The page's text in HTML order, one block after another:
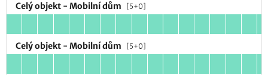
Celý objekt - Mobilní dům [5+0]
Celý objekt - Mobilní dům [5+0]